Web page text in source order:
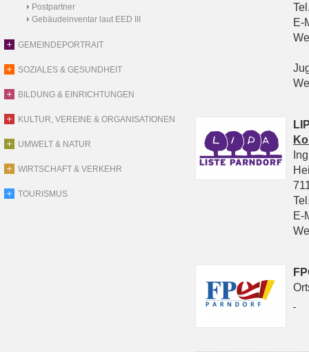
Postpartner
Gebäudeinventar laut EED III
GEMEINDEPORTRAIT
SOZIALES & GESUNDHEIT
BILDUNG & EINRICHTUNGEN
KULTUR, VEREINE & ORGANISATIONEN
UMWELT & NATUR
WIRTSCHAFT & VERKEHR
TOURISMUS
E-
E-